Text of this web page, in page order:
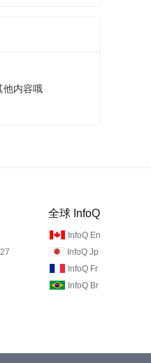
他内容哦
全球 InfoQ
InfoQ En
InfoQ Jp
InfoQ Fr
InfoQ Br